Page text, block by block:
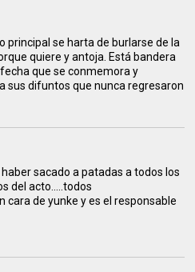
principal se harta de burlarse de la
quiere y antoja. Está bandera
que se conmemora y
sus difuntos que nunca regresaron
sacado a patadas a todos los
del acto.....todos
cara de yunke y es el responsable